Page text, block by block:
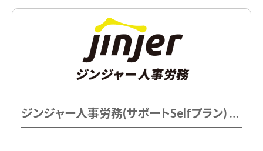
※ジンジャー製品初回契約時のみ初期費用が必要となります。
ジンジャー人事労務(サポートSelfプラン) 年額